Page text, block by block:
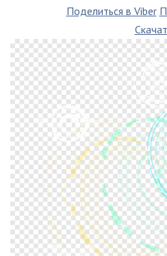
Поделиться в Viber